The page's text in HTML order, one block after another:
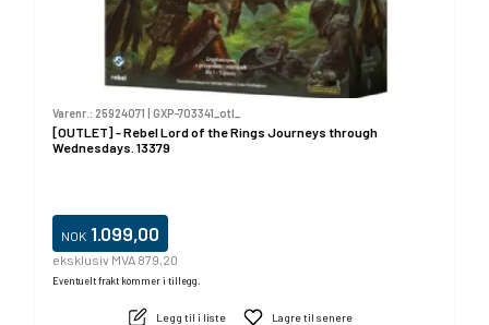
Varenr.: 25924071 | GXP-703341_otl_
[OUTLET] - Rebel Lord of the Rings Journeys through
Wednesdays. 13379
NOK 1.099,00
eksklusiv MVA 879,20
Eventuelt frakt kommer i tillegg.
Legg til i liste Lagre til senere